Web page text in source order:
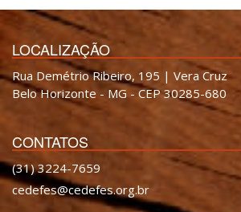
LOCALIZAÇÃO
Rua Demétrio Ribeiro, 195 | Vera Cruz
Belo Horizonte - MG - CEP 30285-680
CONTATOS
(31) 3224-7659
cedefes@cedefes.org.br